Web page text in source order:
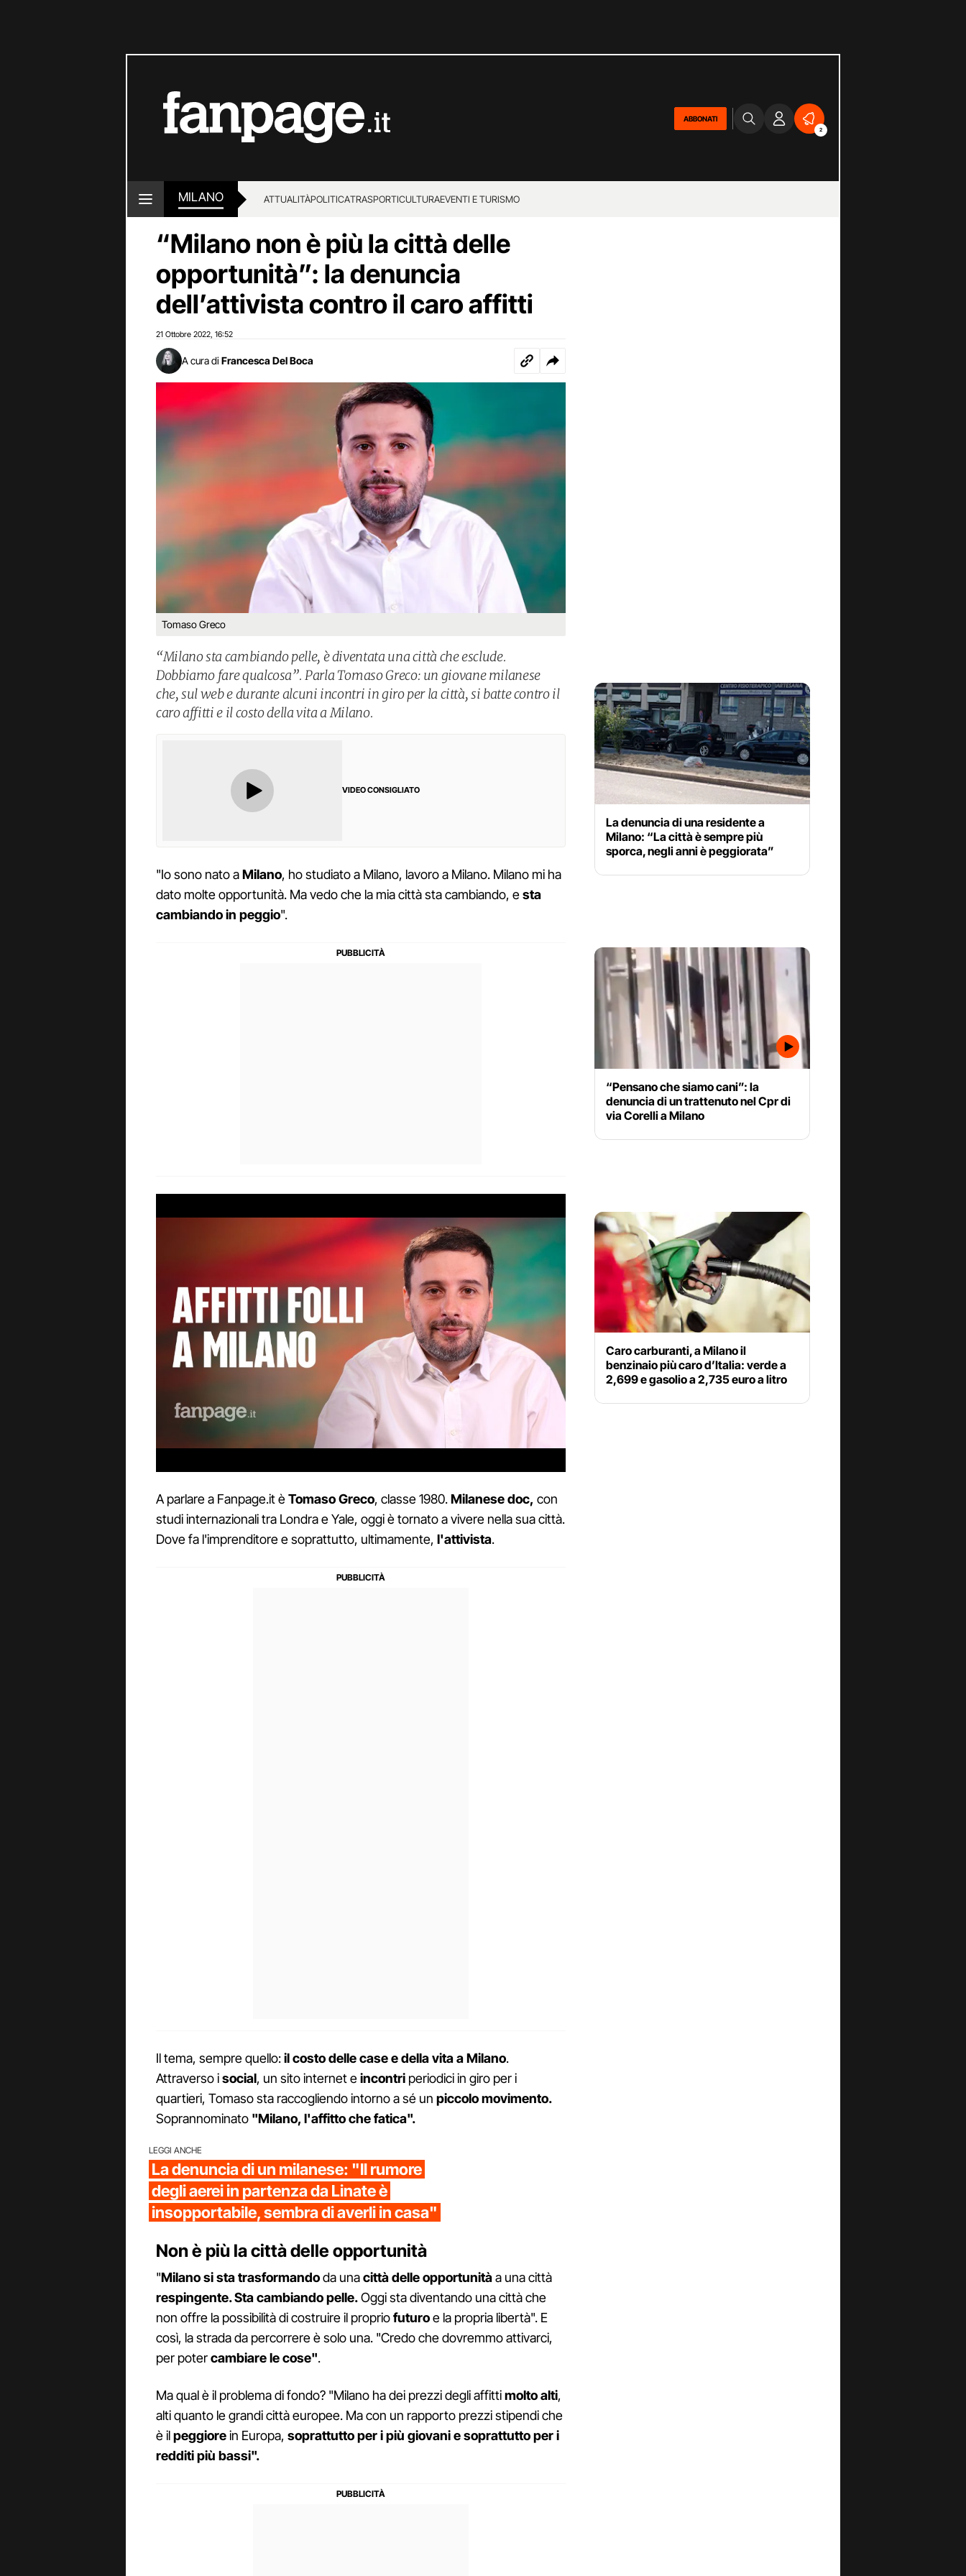
ABBONATI
2
MILANO ATTUALITÀPOLITICATRASPORTICULTURAEVENTI E TURISMO
“Milano non è più la città delle
opportunità”: la denuncia
dell’attivista contro il caro affitti
21 Ottobre 2022 16:52
A cura di Francesca Del Boca
Tomaso Greco
“Milano sta cambiando pelle, è diventata una città che esclude.
Dobbiamo fare qualcosa”. Parla Tomaso Greco: un giovane milanese
che, sul web e durante alcuni incontri in giro per la città, si batte contro il
caro affitti e il costo della vita a Milano.
VIDEO CONSIGLIATO
"Io sono nato aMilano, ho studiato a Milano, lavoro a Milano. Milano mi ha
dato molte opportunità. Ma vedo che la mia città sta cambiando, esta
cambiando in peggio".
A parlare a Fanpage.it èTomaso Greco, classe 1980.Milanese doc, con
studi internazionali tra Londra e Yale, oggi è tornato a vivere nella sua città.
Dove fa l'imprenditore e soprattutto, ultimamente, l'attivista.
Il tema, sempre quello:il costo delle case e della vita a Milano.
Attraverso isocial, un sito internet eincontri periodici in giro per i
quartieri, Tomaso sta raccogliendo intorno a sé un piccolo movimento.
Soprannominato "Milano, l'affitto che fatica".
LEGGI ANCHE
La denuncia di un milanese: "Il rumore
degli aerei in partenza da Linate è
insopportabile, sembra di averli in casa"
Non è più la città delle opportunità
"Milano si sta trasformandoda unacittà delle opportunitàa una città
respingente. Sta cambiando pelle.Oggi sta diventando una città che
non offre la possibilità di costruire il propriofuturoe la propria libertà". E
così, la strada da percorrere è solo una. "Credo che dovremmo attivarci,
per potercambiare le cose".
Ma qual è il problema di fondo? "Milano ha dei prezzi degli affittimolto alti,
alti quanto le grandi città europee. Ma con un rapporto prezzi stipendi che
è ilpeggiorein Europa, soprattutto per i più giovani e soprattutto per i
redditi più bassi".
La denuncia di una residente a
Milano: “La città è sempre più
sporca, negli anni è peggiorata”
“Pensano che siamo cani”: la
denuncia di un trattenuto nel Cpr di
via Corelli a Milano
Caro carburanti, a Milano il
benzinaio più caro d’Italia: verde a
2,699 e gasolio a 2,735 euro a litro